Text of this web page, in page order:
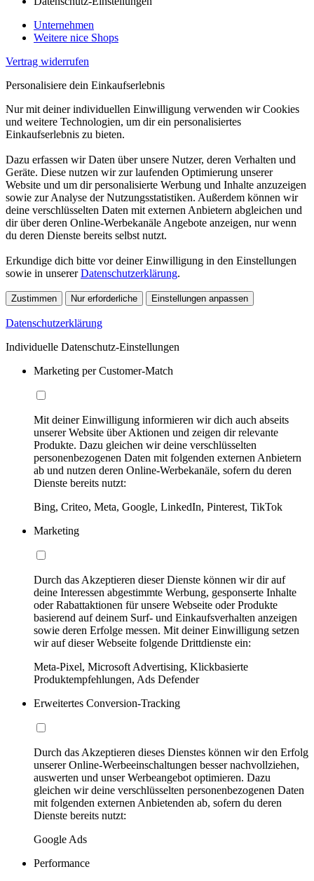
Unternehmen
Weitere nice Shops
Vertrag widerrufen
Personalisiere dein Einkaufserlebnis
Nur mit deiner individuellen Einwilligung verwenden wir Cookies
und weitere Technologien, um dir ein personalisiertes
Einkaufserlebnis zu bieten.
Dazu erfassen wir Daten über unsere Nutzer, deren Verhalten und
Geräte. Diese nutzen wir zur laufenden Optimierung unserer
Website und um dir personalisierte Werbung und Inhalte anzuzeigen
sowie zur Analyse der Nutzungsstatistiken. Außerdem können wir
deine verschlüsselten Daten mit externen Anbietern abgleichen und
dir über deren Online-Werbekanäle Angebote anzeigen, nur wenn
du deren Dienste bereits selbst nutzt.
Erkundige dich bitte vor deiner Einwilligung in den Einstellungen
sowie in unsererDatenschutzerklärung.
Zustimmen Nur erforderliche Einstellungen anpassen
Datenschutzerklärung
Individuelle Datenschutz-Einstellungen
Marketing per Customer-Match
Mit deiner Einwilligung informieren wir dich auch abseits
unserer Website über Aktionen und zeigen dir relevante
Produkte. Dazu gleichen wir deine verschlüsselten
personenbezogenen Daten mit folgenden externen Anbietern
ab und nutzen deren Online-Werbekanäle, sofern du deren
Dienste bereits nutzt:
Bing, Criteo, Meta, Google, LinkedIn, Pinterest, TikTok
Marketing
Durch das Akzeptieren dieser Dienste können wir dir auf
deine Interessen abgestimmte Werbung, gesponserte Inhalte
oder Rabattaktionen für unsere Webseite oder Produkte
basierend auf deinem Surf- und Einkaufsverhalten anzeigen
sowie deren Erfolge messen. Mit deiner Einwilligung setzen
wir auf dieser Webseite folgende Drittdienste ein:
Meta-Pixel, Microsoft Advertising, Klickbasierte
Produktempfehlungen, Ads Defender
Erweitertes Conversion-Tracking
Durch das Akzeptieren dieses Dienstes können wir den Erfolg
unserer Online-Werbeeinschaltungen besser nachvollziehen,
auswerten und unser Werbeangebot optimieren. Dazu
gleichen wir deine verschlüsselten personenbezogenen Daten
mit folgenden externen Anbietenden ab, sofern du deren
Dienste bereits nutzt:
Google Ads
Performance